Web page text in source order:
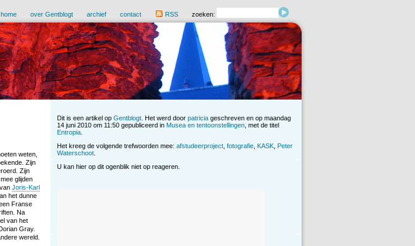
home over Gentblogt archief contact RSS zoeken:
weten,
Zijn
Zijn
glijden
van Joris-Karl
het dunne
Franse
Na
van het
Gray.
wereld.
Dit is een artikel op Gentblogt . Het werd door patricia geschreven en op maandag
14 juni 2010 om 11:50 gepubliceerd in Musea en tentoonstellingen , met de titel
Entropia
Het kreeg de volgende trefwoorden mee: afstudeerproject fotografie KASK
Peter
Waterschoot
U kan hier op dit ogenblik niet op reageren.